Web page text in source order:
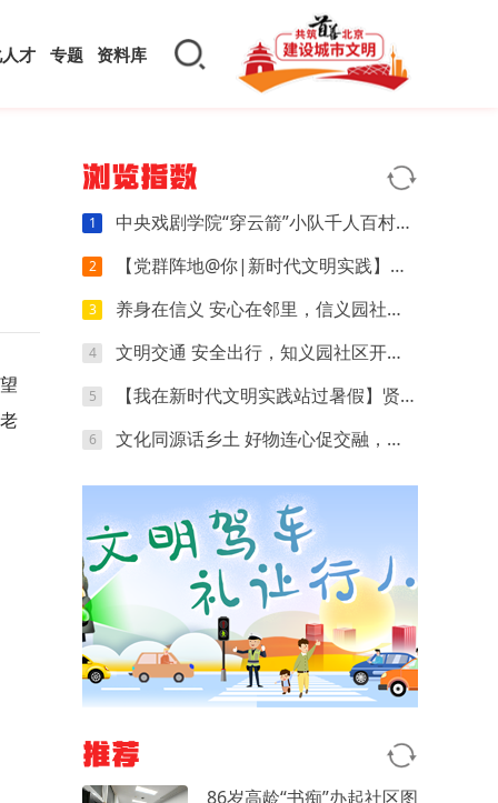
才 专题 资料库
浏览指数
1 中央戏剧学院“穿云箭”小队千人百村暑期实践：红色文化可感可触，文创“小楼”萌动山乡
2 【党群阵地@你|新时代文明实践】开营第四天｜执笔忆研学，动手探科学，解锁夏日多彩时光
3 养身在信义 安心在邻里，信义园社区立秋养生专场来啦
4 文明交通 安全出行，知义园社区开展电动车交通安全宣传活动
5 【我在新时代文明实践站过暑假】贤王庄村开展“寻找赛博坦星球”青少年科普活动
6 文化同源话乡土 好物连心促交融，夏各庄镇团委开展京津冀红领巾夏令营乡土好物分享会
推荐
86岁高龄“书痴”办起社区图